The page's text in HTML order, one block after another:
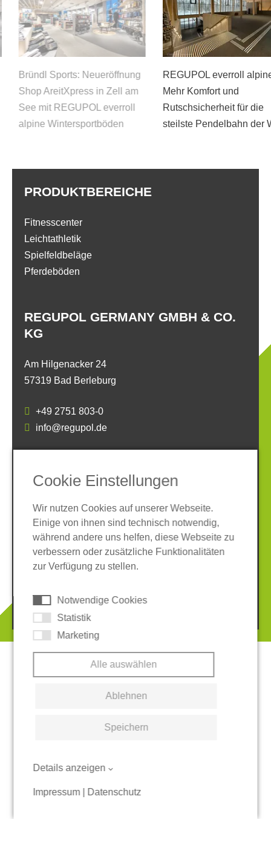
in Zell am
everroll
REGUPOL everroll alpine:
Mehr Komfort und
Rutschsicherheit für die
steilste Pendelbahn der Welt
Der
REGUPOL GERMANY GMBH & CO.
KG
Am Hilgenacker 24
57319 Bad Berleburg
+49 2751 803-0
info@regupol.de
PRODUKTBEREICHE
Fitnesscenter
Leichtathletik
Spielfeldbeläge
Pferdeböden
SOCIAL MEDIA
Impressum
Datenschutz
© 2026 REGUPOL Germany GmbH & Co. KG
Cookie Einstellungen
Wir nutzen Cookies auf unserer Webseite.
Einige von ihnen sind technisch notwendig,
während andere uns helfen, diese Webseite zu
verbessern oder zusätzliche Funktionalitäten
zur Verfügung zu stellen.
Notwendige Cookies
Statistik
Marketing
Alle auswählen
Ablehnen
Speichern
Details anzeigen
Impressum Datenschutz